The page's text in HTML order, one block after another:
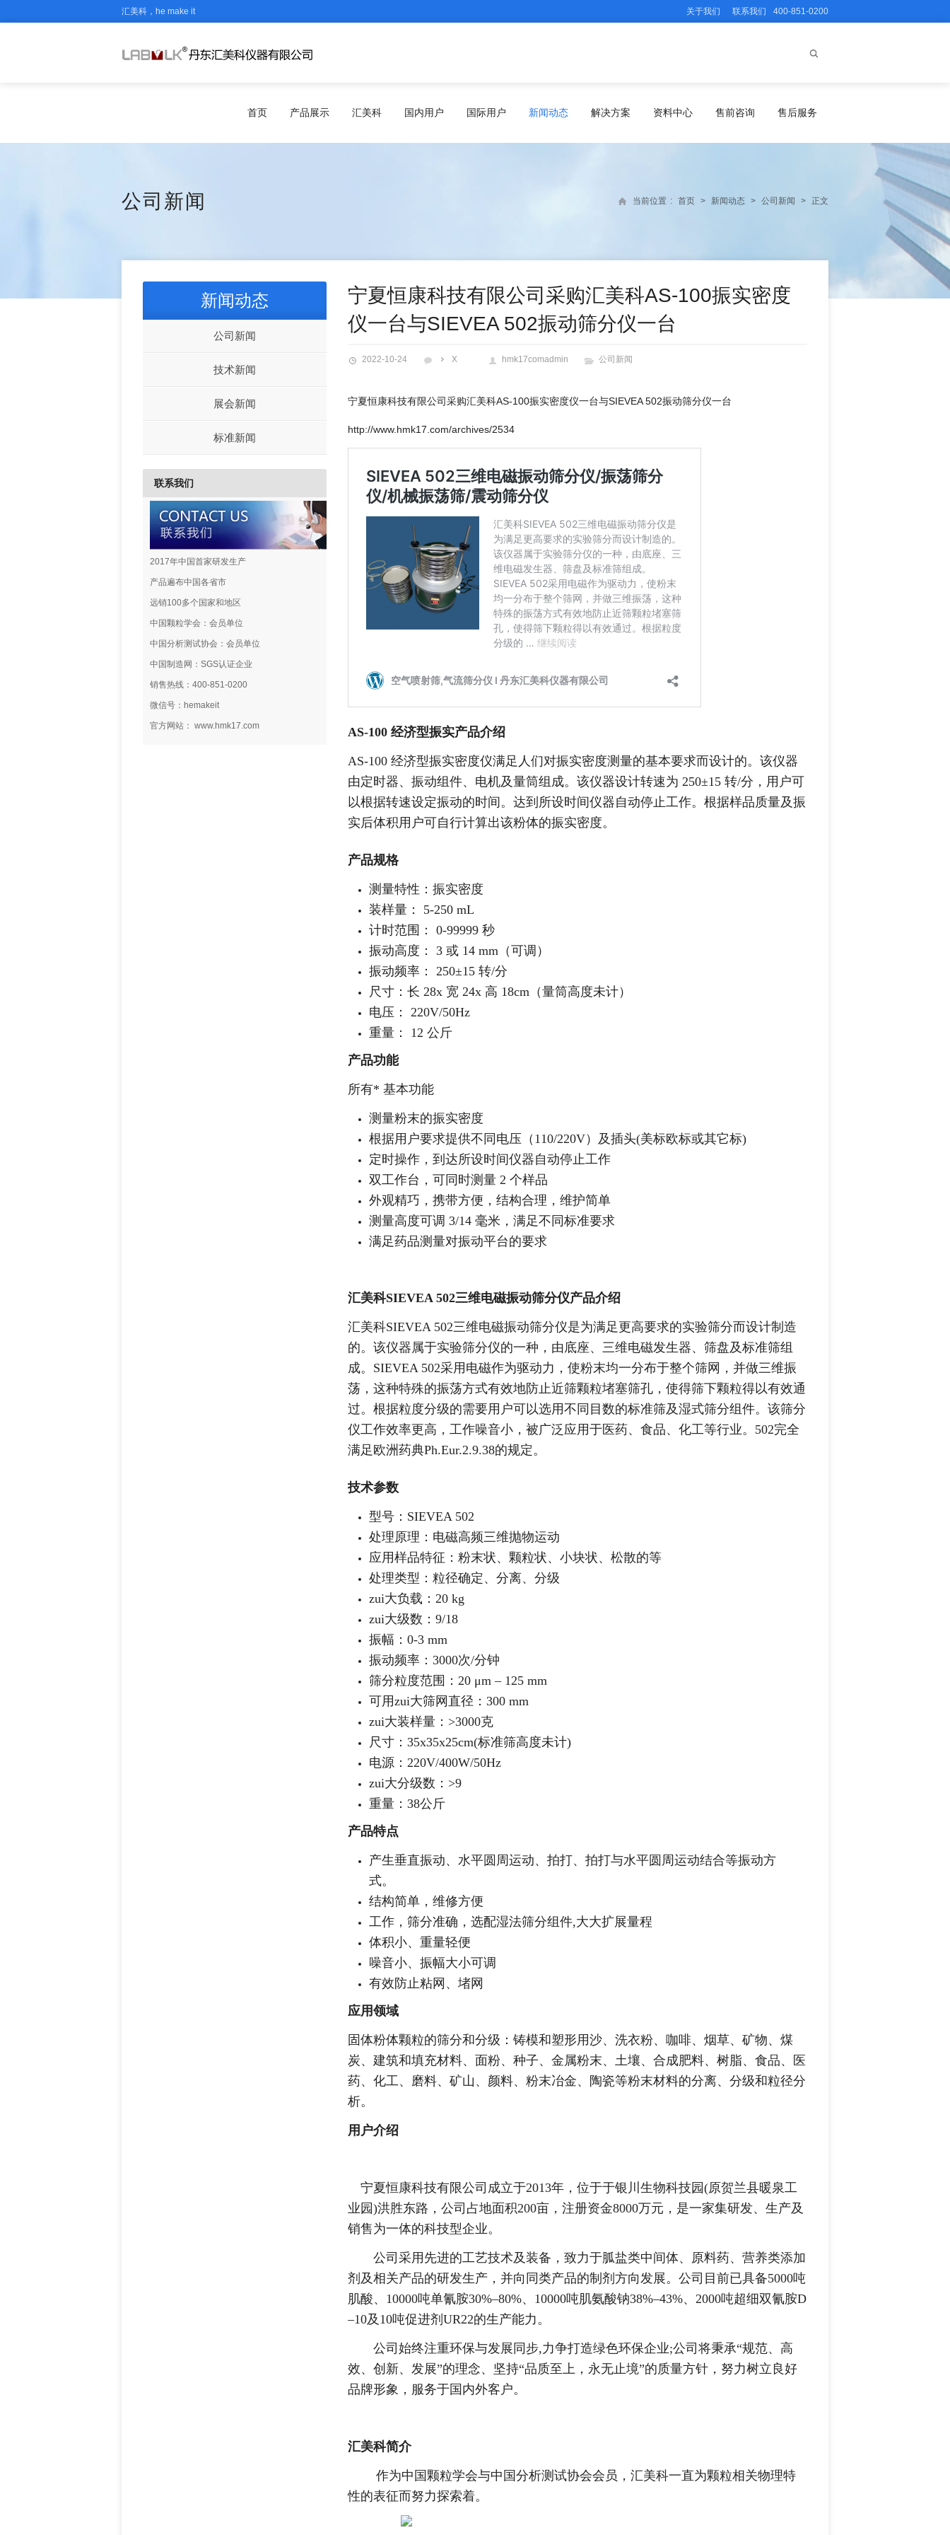
汇美科，he make it 关于我们 联系我们 400-851-0200
首页 产品展示 汇美科 国内用户 国际用户 新闻动态 解决方案 资料中心 售前咨询 售后服务
公司新闻 当前位置 : 首页 > 新闻动态 > 公司新闻 > 正文
宁夏恒康科技有限公司采购汇美科AS-100振实密度
仪一台与SIEVEA 502振动筛分仪一台
2022-10-24 X hmk17comadmin 公司新闻
宁夏恒康科技有限公司采购汇美科AS-100振实密度仪一台与SIEVEA 502振动筛分仪一台
http://www.hmk17.com/archives/2534
AS-100 经济型振实产品介绍
AS-100 经济型振实密度仪满足人们对振实密度测量的基本要求而设计的。该仪器
由定时器、振动组件、电机及量筒组成。该仪器设计转速为 250±15 转/分，用户可
以根据转速设定振动的时间。达到所设时间仪器自动停止工作。根据样品质量及振
实后体积用户可自行计算出该粉体的振实密度。
产品规格
测量特性：振实密度
装样量： 5-250 mL
计时范围： 0-99999 秒
振动高度： 3 或 14 mm（可调）
振动频率： 250±15 转/分
尺寸：长 28x 宽 24x 高 18cm（量筒高度未计）
电压： 220V/50Hz
重量： 12 公斤
产品功能
所有* 基本功能
测量粉末的振实密度
根据用户要求提供不同电压（110/220V）及插头(美标欧标或其它标)
定时操作，到达所设时间仪器自动停止工作
双工作台，可同时测量 2 个样品
外观精巧，携带方便，结构合理，维护简单
测量高度可调 3/14 毫米，满足不同标准要求
满足药品测量对振动平台的要求
汇美科SIEVEA 502三维电磁振动筛分仪产品介绍
汇美科SIEVEA 502三维电磁振动筛分仪是为满足更高要求的实验筛分而设计制造
的。该仪器属于实验筛分仪的一种，由底座、三维电磁发生器、筛盘及标准筛组
成。SIEVEA 502采用电磁作为驱动力，使粉末均一分布于整个筛网，并做三维振
荡，这种特殊的振荡方式有效地防止近筛颗粒堵塞筛孔，使得筛下颗粒得以有效通
过。根据粒度分级的需要用户可以选用不同目数的标准筛及湿式筛分组件。该筛分
仪工作效率更高，工作噪音小，被广泛应用于医药、食品、化工等行业。502完全
满足欧洲药典Ph.Eur.2.9.38的规定。
技术参数
型号：SIEVEA 502
处理原理：电磁高频三维抛物运动
应用样品特征：粉末状、颗粒状、小块状、松散的等
处理类型：粒径确定、分离、分级
zui大负载：20 kg
zui大级数：9/18
振幅：0-3 mm
振动频率：3000次/分钟
筛分粒度范围：20 μm – 125 mm
可用zui大筛网直径：300 mm
zui大装样量：>3000克
尺寸：35x35x25cm(标准筛高度未计)
电源：220V/400W/50Hz
zui大分级数：>9
重量：38公斤
产品特点
产生垂直振动、水平圆周运动、拍打、拍打与水平圆周运动结合等振动方
式。
结构简单，维修方便
工作，筛分准确，选配湿法筛分组件,大大扩展量程
体积小、重量轻便
噪音小、振幅大小可调
有效防止粘网、堵网
应用领域
固体粉体颗粒的筛分和分级：铸模和塑形用沙、洗衣粉、咖啡、烟草、矿物、煤
炭、建筑和填充材料、面粉、种子、金属粉末、土壤、合成肥料、树脂、食品、医
药、化工、磨料、矿山、颜料、粉末冶金、陶瓷等粉末材料的分离、分级和粒径分
析。
用户介绍
宁夏恒康科技有限公司成立于2013年，位于于银川生物科技园(原贺兰县暖泉工
业园)洪胜东路，公司占地面积200亩，注册资金8000万元，是一家集研发、生产及
销售为一体的科技型企业。
公司采用先进的工艺技术及装备，致力于胍盐类中间体、原料药、营养类添加
剂及相关产品的研发生产，并向同类产品的制剂方向发展。公司目前已具备5000吨
肌酸、10000吨单氰胺30%–80%、10000吨肌氨酸钠38%–43%、2000吨超细双氰胺D
–10及10吨促进剂UR22的生产能力。
公司始终注重环保与发展同步,力争打造绿色环保企业;公司将秉承“规范、高
效、创新、发展”的理念、坚持“品质至上，永无止境”的质量方针，努力树立良好
品牌形象，服务于国内外客户。
汇美科简介
作为中国颗粒学会与中国分析测试协会会员，汇美科一直为颗粒相关物理特
性的表征而努力探索着。
新闻动态
公司新闻
技术新闻
展会新闻
标准新闻
联系我们
2017年中国首家研发生产
产品遍布中国各省市
远销100多个国家和地区
中国颗粒学会：会员单位
中国分析测试协会：会员单位
中国制造网：SGS认证企业
销售热线：400-851-0200
微信号：hemakeit
官方网站： www.hmk17.com